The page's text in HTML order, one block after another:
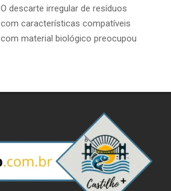
O descarte irregular de resíduos
com características compatíveis
com material biológico preocupou